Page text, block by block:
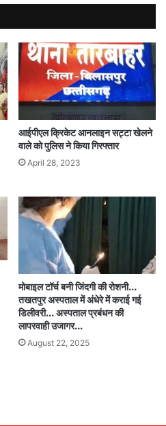
आईपीएल क्रिकेट आनलाइन सट्टा खेलने
वाले को पुलिस ने किया गिरफ्तार
April 28, 2023
मोबाइल टॉर्च बनी जिंदगी की रोशनी…
तखतपुर अस्पताल में अंधेरे में कराई गई
डिलीवरी… अस्पताल प्रबंधन की
लापरवाही उजागर…
August 22, 2025